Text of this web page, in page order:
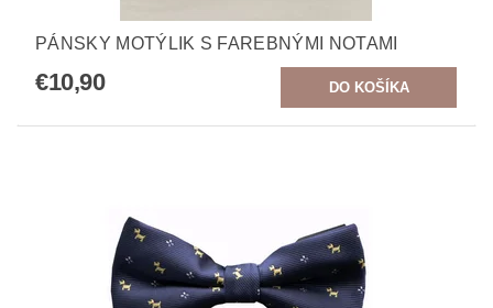
PÁNSKY MOTÝLIK S FAREBNÝMI NOTAMI
€10,90